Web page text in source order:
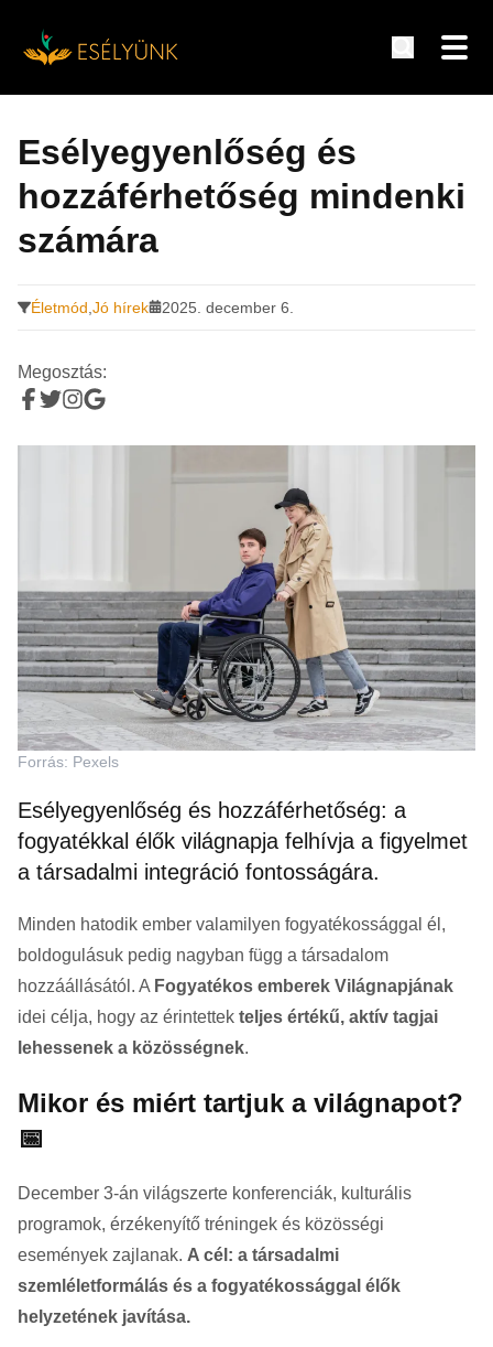
tartalomra
Esélyegyenlőség és
hozzáférhetőség mindenki
számára
Életmód Jó hírek 2025. december 6.
Megosztás:
Forrás: Pexels
Esélyegyenlőség és hozzáférhetőség: a
fogyatékkal élők világnapja felhívja a figyelmet
a társadalmi integráció fontosságára.
Minden hatodik ember valamilyen fogyatékossággal él,
boldogulásuk pedig nagyban függ a társadalom
hozzáállásától. A Fogyatékos emberek Világnapjának
idei célja, hogy az érintettek teljes értékű, aktív tagjai
lehessenek a közösségnek.
Mikor és miért tartjuk a világnapot?
📅
December 3-án világszerte konferenciák, kulturális
programok, érzékenyítő tréningek és közösségi
események zajlanak. A cél: a társadalmi
szemléletformálás és a fogyatékossággal élők
helyzetének javítása.